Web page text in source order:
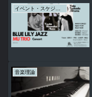
イベント・スケジュール
音楽理論